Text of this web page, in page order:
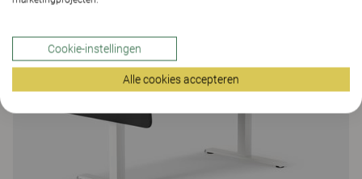
Cookie-instellingen
Alle cookies accepteren